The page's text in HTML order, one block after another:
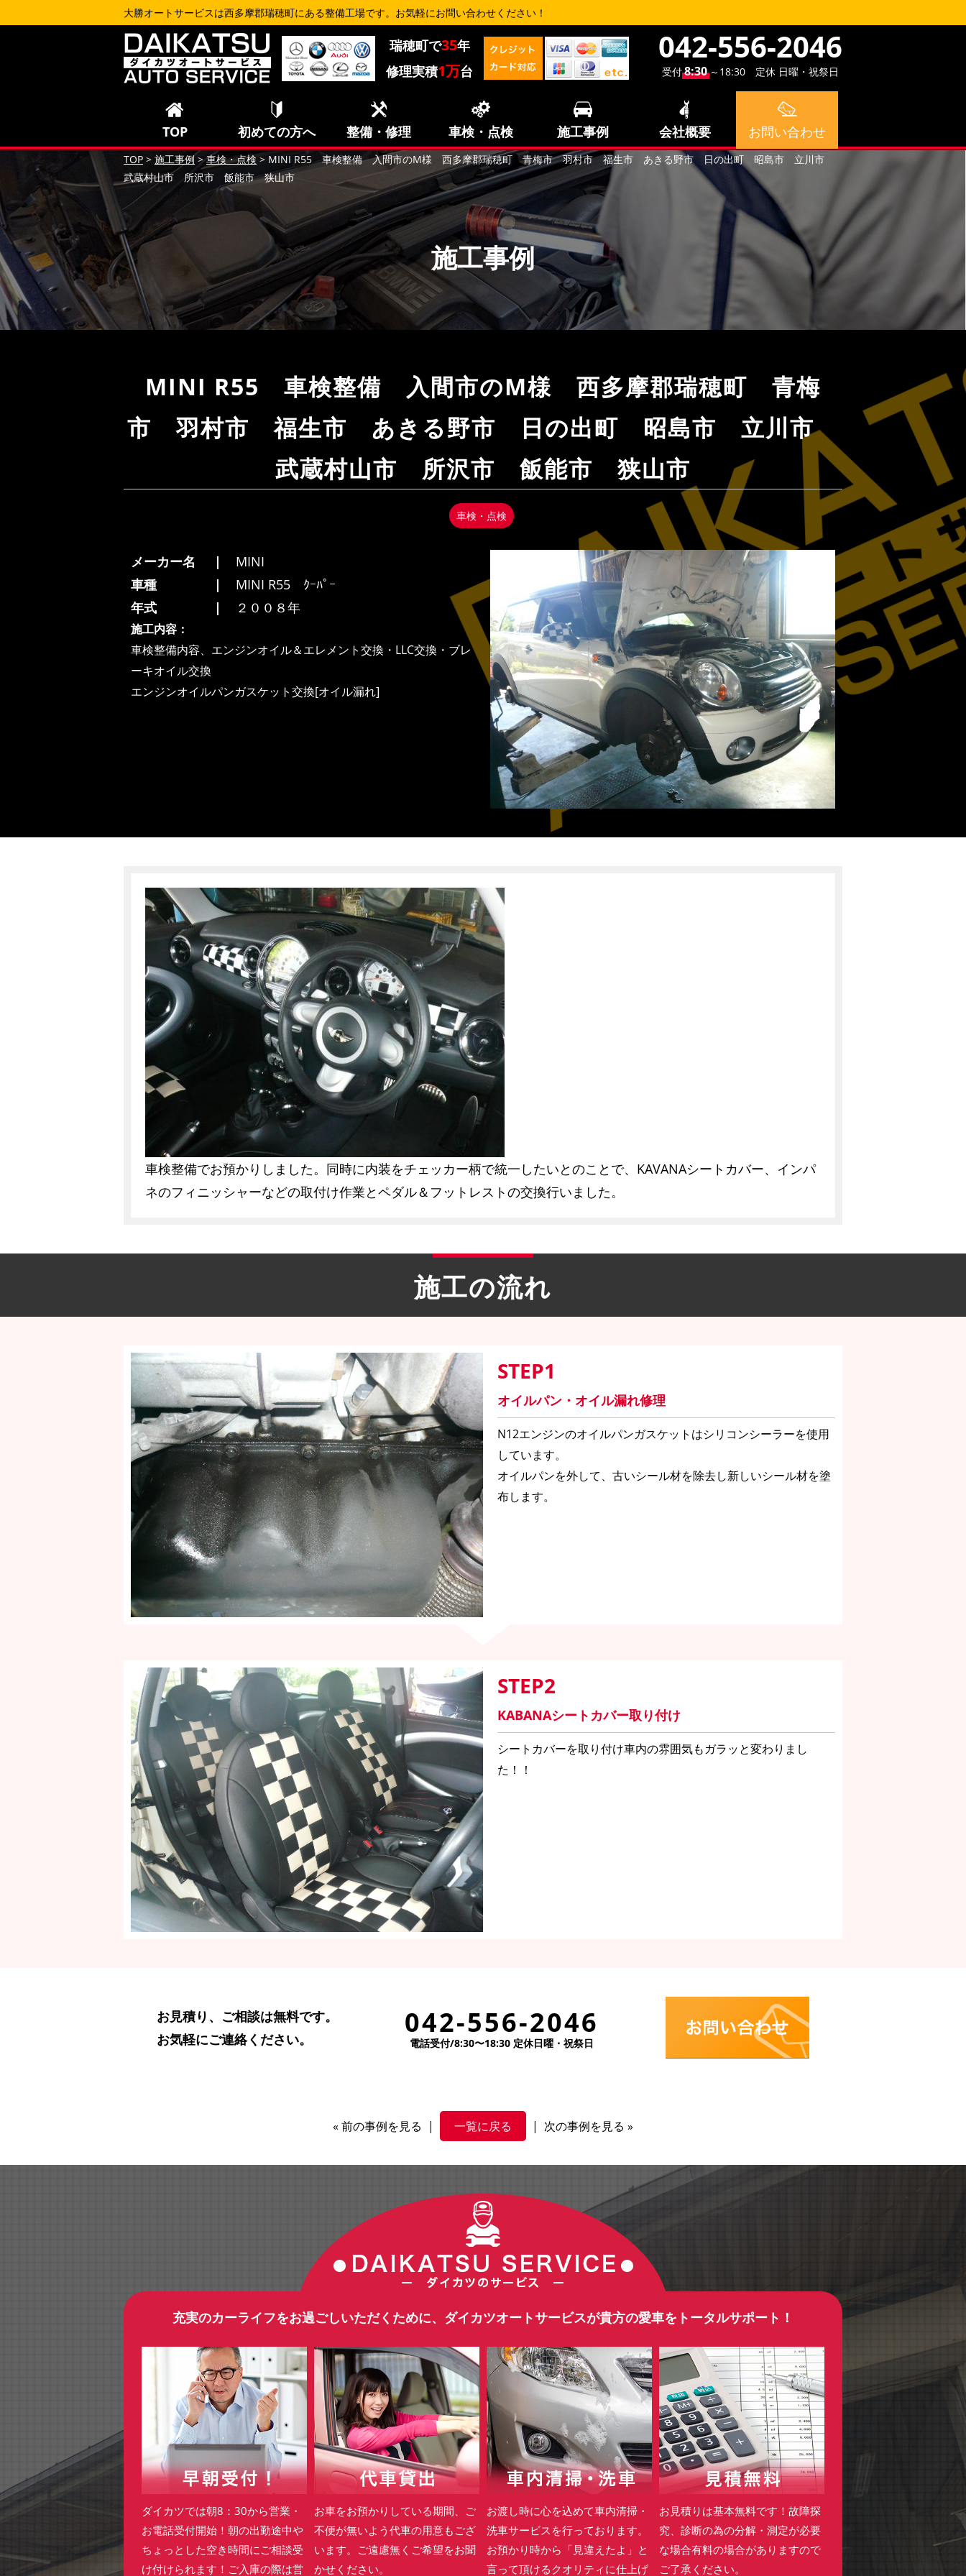
大勝オートサービスは西多摩郡瑞穂町にある整備工場です。お気軽にお問い合わせください！
瑞穂町で35年
修理実積1万台
042-556-2046
受付8:30 ～18:30 定休 日曜・祝祭日
TOP 初めての方へ 整備・修理 車検・点検 施工事例 会社概要 お問い合わせ
TOP > 施工事例>車検・点検 > MINI R55 車検整備 入間市のM様 西多摩郡瑞穂町 青梅市 羽村市 福生市 あきる野市 日の出町 昭島市 立川市
武蔵村山市 所沢市 飯能市 狭山市
施工事例
MINI R55 車検整備 入間市のM様 西多摩郡瑞穂町 青梅
市 羽村市 福生市 あきる野市 日の出町 昭島市 立川市
武蔵村山市 所沢市 飯能市 狭山市
車検・点検
メーカー名
MINI
車種
MINI R55 ｸｰﾊﾟｰ
年式
２００８年
施工内容：
車検整備内容、エンジンオイル＆エレメント交換・LLC交換・ブレ
ーキオイル交換
エンジンオイルパンガスケット交換[オイル漏れ]
車検整備でお預かりしました。同時に内装をチェッカー柄で統一したいとのことで、KAVANAシートカバー、インパ
ネのフィニッシャーなどの取付け作業とペダル＆フットレストの交換行いました。
施工の流れ
STEP1
オイルパン・オイル漏れ修理
N12エンジンのオイルパンガスケットはシリコンシーラーを使用
しています。
オイルパンを外して、古いシール材を除去し新しいシール材を塗
布します。
STEP2
KABANAシートカバー取り付け
シートカバーを取り付け車内の雰囲気もガラッと変わりまし
た！！
お見積り、ご相談は無料です。
お気軽にご連絡ください。
042-556-2046
電話受付/8:30〜18:30 定休日曜・祝祭日
« 前の事例を見る | 一覧に戻る | 次の事例を見る »
充実のカーライフをお過ごしいただくために、ダイカツオートサービスが貴方の愛車をトータルサポート！
ダイカツでは朝8：30から営業・
お電話受付開始！朝の出勤途中や
ちょっとした空き時間にご相談受
け付けられます！ご入庫の際は営
お車をお預かりしている期間、ご
不便が無いよう代車の用意もござ
います。ご遠慮無くご希望をお聞
かせください。
お渡し時に心を込めて車内清掃・
洗車サービスを行っております。
お預かり時から「見違えたよ」と
言って頂けるクオリティに仕上げ
お見積りは基本無料です！故障探
究、診断の為の分解・測定が必要
な場合有料の場合がありますので
ご了承ください。